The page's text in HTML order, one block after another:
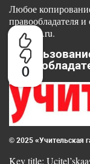
0
Любое
правообладателя
www.ug.ru.
© 2025 «Учительская
Key title: